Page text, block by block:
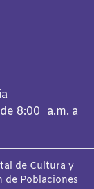
8:00 a.m. a
de Cultura y
de Poblaciones